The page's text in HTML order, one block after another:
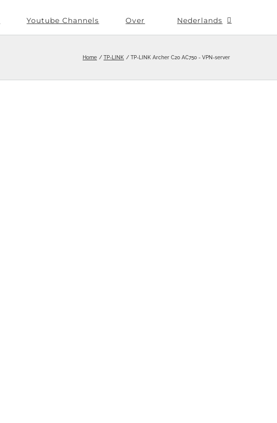
Youtube Channels Over Nederlands
Home TP-LINK TP-LINK Archer C20 AC750 - VPN-server